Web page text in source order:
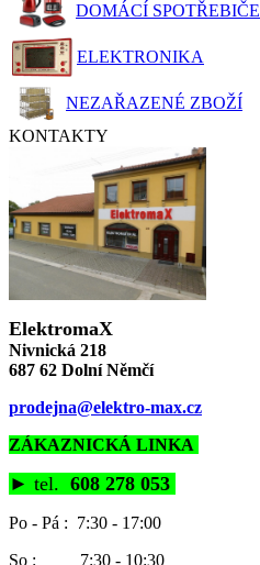
DOMÁCÍ SPOTŘEBIČE
ELEKTRONIKA
NEZAŘAZENÉ ZBOŽÍ
KONTAKTY
ElektromaX
Nivnická 218
687 62 Dolní Němčí
prodejna@elektro-max.cz
ZÁKAZNICKÁ LINKA
► tel. 608 278 053
Po - Pá : 7:30 - 17:00
So : 7:30 - 10:30